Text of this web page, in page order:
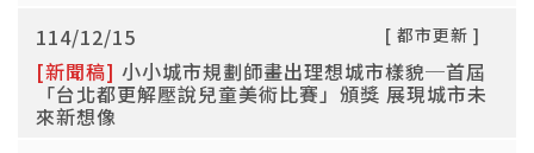
[新聞稿] 小小城市規劃師畫出理想城市樣貌─首屆
「台北都更解壓說兒童美術比賽」頒獎 展現城市未
來新想像
[ 都市更新 ]
114/12/15